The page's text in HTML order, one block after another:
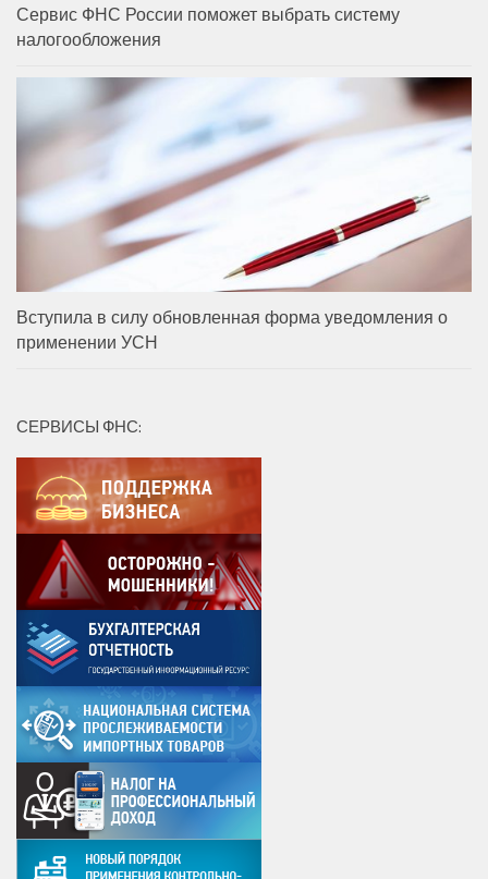
Сервис ФНС России поможет выбрать систему
налогообложения
Вступила в силу обновленная форма уведомления о
применении УСН
СЕРВИСЫ ФНС: